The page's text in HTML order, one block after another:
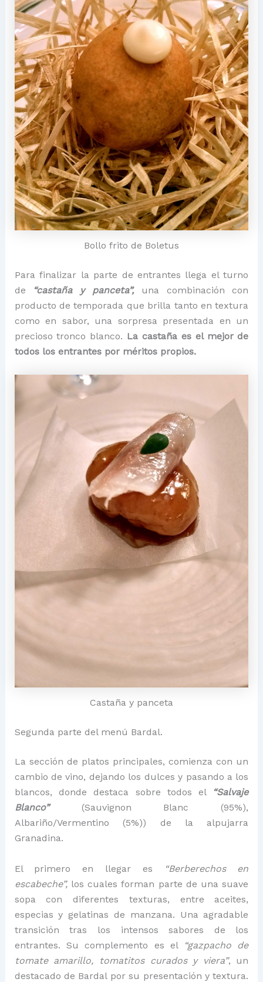
Bollo frito de Boletus
Para finalizar la parte de entrantes llega el turno
de
“castaña y panceta”,
una combinación con
producto de temporada que brilla tanto en textura
como en sabor, una sorpresa presentada en un
precioso tronco blanco. La castaña es el mejor de
todos los entrantes por méritos propios.
Castaña y panceta
Segunda parte del menú Bardal.
La sección de platos principales, comienza con un
cambio de vino, dejando los dulces y pasando a los
blancos, donde destaca sobre todos el
“Salvaje
Blanco”
(Sauvignon Blanc (95%),
Albariño/Vermentino (5%)) de la alpujarra
Granadina.
El primero en llegar es
“Berberechos en
escabeche”,los cuales forman parte de una suave
sopa con diferentes texturas, entre aceites,
especias y gelatinas de manzana. Una agradable
transición tras los intensos sabores de los
entrantes. Su complemento es el
“gazpacho de
tomate amarillo, tomatitos curados y viera”, un
destacado de Bardal por su presentación y textura.